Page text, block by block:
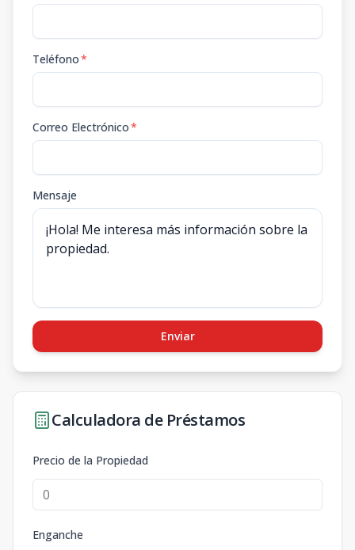
Teléfono*
Correo Electrónico*
Mensaje
Enviar
Calculadora de Préstamos
Precio de la Propiedad
Enganche